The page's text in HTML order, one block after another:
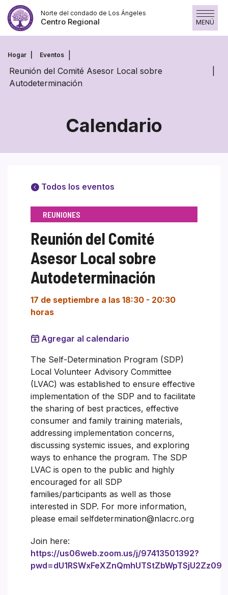
Saltar
contenido
Norte del condado de Los Ángeles
Centro Regional MENÚ
Hogar Eventos
Reunión del Comité Asesor Local sobre
Autodeterminación
Calendario
Todos los eventos
REUNIONES
Reunión del Comité
Asesor Local sobre
Autodeterminación
17 de septiembre a las 18:30 - 20:30
horas
Agregar al calendario
The Self-Determination Program (SDP)
Local Volunteer Advisory Committee
(LVAC) was established to ensure effective
implementation of the SDP and to facilitate
the sharing of best practices, effective
consumer and family training materials,
addressing implementation concerns,
discussing systemic issues, and exploring
ways to enhance the program. The SDP
LVAC is open to the public and highly
encouraged for all SDP
families/participants as well as those
interested in SDP. For more information,
please email selfdetermination@nlacrc.org
Join here:
https://us06web.zoom.us/j/97413501392?
pwd=dU1RSWxFeXZnQmhUTStZbWpTSjU2Zz09